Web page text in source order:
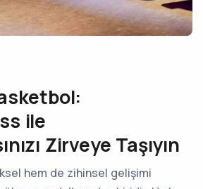
ile
Zirveye Taşıyın
hem de zihinsel gelişimi